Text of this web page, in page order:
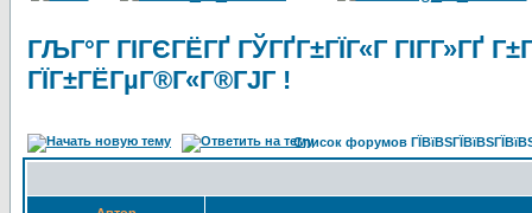
ГЉГ°Г ГІГЄГЁГҐ ГЎГҐГ±ГЇГ«Г ГІГ­Г»ГҐ
ГЇГ±ГЁГµГ®Г«Г®ГЈГ !
Список форумов